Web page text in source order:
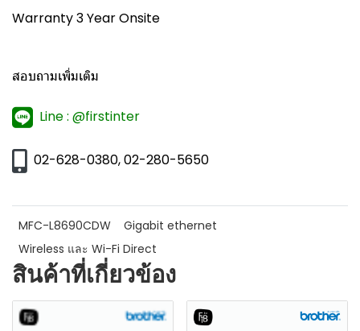
Warranty 3 Year Onsite
สอบถามเพิ่มเติม
Line : @firstinter
02-628-0380, 02-280-5650
MFC-L8690CDW
Gigabit ethernet
Wireless และ Wi-Fi Direct
สินค้าที่เกี่ยวข้อง